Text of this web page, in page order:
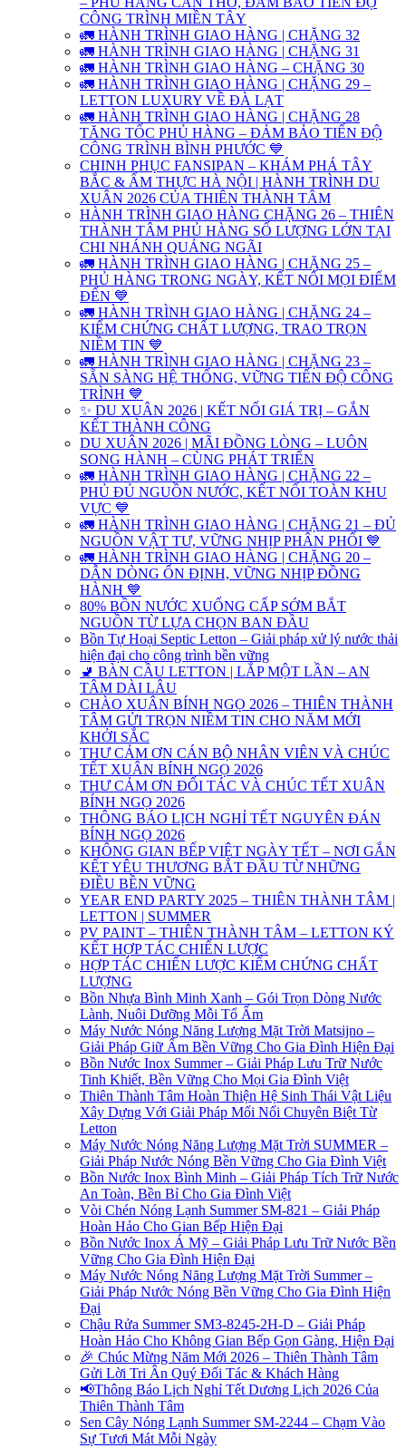
CÔNG TRÌNH MIỀN TÂY
🚛 HÀNH TRÌNH GIAO HÀNG | CHẶNG 32
🚛 HÀNH TRÌNH GIAO HÀNG | CHẶNG 31
🚛 HÀNH TRÌNH GIAO HÀNG – CHẶNG 30
🚛 HÀNH TRÌNH GIAO HÀNG | CHẶNG 29 –
LETTON LUXURY VỀ ĐÀ LẠT
🚛 HÀNH TRÌNH GIAO HÀNG | CHẶNG 28
TĂNG TỐC PHỦ HÀNG – ĐẢM BẢO TIẾN ĐỘ
CÔNG TRÌNH BÌNH PHƯỚC 💙
CHINH PHỤC FANSIPAN – KHÁM PHÁ TÂY
BẮC & ẨM THỰC HÀ NỘI | HÀNH TRÌNH DU
XUÂN 2026 CỦA THIÊN THÀNH TÂM
HÀNH TRÌNH GIAO HÀNG CHẶNG 26 – THIÊN
THÀNH TÂM PHỦ HÀNG SỐ LƯỢNG LỚN TẠI
CHI NHÁNH QUẢNG NGÃI
🚛 HÀNH TRÌNH GIAO HÀNG | CHẶNG 25 –
PHỦ HÀNG TRONG NGÀY, KẾT NỐI MỌI ĐIỂM
ĐẾN 💙
🚛 HÀNH TRÌNH GIAO HÀNG | CHẶNG 24 –
KIỂM CHỨNG CHẤT LƯỢNG, TRAO TRỌN
NIỀM TIN 💙
🚛 HÀNH TRÌNH GIAO HÀNG | CHẶNG 23 –
SẴN SÀNG HỆ THỐNG, VỮNG TIẾN ĐỘ CÔNG
TRÌNH 💙
✨ DU XUÂN 2026 | KẾT NỐI GIÁ TRỊ – GẮN
KẾT THÀNH CÔNG
DU XUÂN 2026 | MÃI ĐỒNG LÒNG – LUÔN
SONG HÀNH – CÙNG PHÁT TRIỂN
🚛 HÀNH TRÌNH GIAO HÀNG | CHẶNG 22 –
PHỦ ĐỦ NGUỒN NƯỚC, KẾT NỐI TOÀN KHU
VỰC 💙
🚛 HÀNH TRÌNH GIAO HÀNG | CHẶNG 21 – ĐỦ
NGUỒN VẬT TƯ, VỮNG NHỊP PHÂN PHỐI 💙
🚛 HÀNH TRÌNH GIAO HÀNG | CHẶNG 20 –
DẪN DÒNG ỔN ĐỊNH, VỮNG NHỊP ĐỒNG
HÀNH 💙
80% BỒN NƯỚC XUỐNG CẤP SỚM BẮT
NGUỒN TỪ LỰA CHỌN BAN ĐẦU
Bồn Tự Hoại Septic Letton – Giải pháp xử lý nước thải
hiện đại cho công trình bền vững
🚽 BÀN CẦU LETTON | LẮP MỘT LẦN – AN
TÂM DÀI LÂU
CHÀO XUÂN BÍNH NGỌ 2026 – THIÊN THÀNH
TÂM GỬI TRỌN NIỀM TIN CHO NĂM MỚI
KHỞI SẮC
THƯ CẢM ƠN CÁN BỘ NHÂN VIÊN VÀ CHÚC
TẾT XUÂN BÍNH NGỌ 2026
THƯ CẢM ƠN ĐỐI TÁC VÀ CHÚC TẾT XUÂN
BÍNH NGỌ 2026
THÔNG BÁO LỊCH NGHỈ TẾT NGUYÊN ĐÁN
BÍNH NGỌ 2026
KHÔNG GIAN BẾP VIỆT NGÀY TẾT – NƠI GẮN
KẾT YÊU THƯƠNG BẮT ĐẦU TỪ NHỮNG
ĐIỀU BỀN VỮNG
YEAR END PARTY 2025 – THIÊN THÀNH TÂM |
LETTON | SUMMER
PV PAINT – THIÊN THÀNH TÂM – LETTON KÝ
KẾT HỢP TÁC CHIẾN LƯỢC
HỢP TÁC CHIẾN LƯỢC KIỂM CHỨNG CHẤT
LƯỢNG
Bồn Nhựa Bình Minh Xanh – Gói Trọn Dòng Nước
Lành, Nuôi Dưỡng Mỗi Tổ Ấm
Máy Nước Nóng Năng Lượng Mặt Trời Matsijno –
Giải Pháp Giữ Ấm Bền Vững Cho Gia Đình Hiện Đại
Bồn Nước Inox Summer – Giải Pháp Lưu Trữ Nước
Tinh Khiết, Bền Vững Cho Mọi Gia Đình Việt
Thiên Thành Tâm Hoàn Thiện Hệ Sinh Thái Vật Liệu
Xây Dựng Với Giải Pháp Mối Nối Chuyên Biệt Từ
Letton
Máy Nước Nóng Năng Lượng Mặt Trời SUMMER –
Giải Pháp Nước Nóng Bền Vững Cho Gia Đình Việt
Bồn Nước Inox Bình Minh – Giải Pháp Tích Trữ Nước
An Toàn, Bền Bỉ Cho Gia Đình Việt
Vòi Chén Nóng Lạnh Summer SM-821 – Giải Pháp
Hoàn Hảo Cho Gian Bếp Hiện Đại
Bồn Nước Inox Á Mỹ – Giải Pháp Lưu Trữ Nước Bền
Vững Cho Gia Đình Hiện Đại
Máy Nước Nóng Năng Lượng Mặt Trời Summer –
Giải Pháp Nước Nóng Bền Vững Cho Gia Đình Hiện
Đại
Chậu Rửa Summer SM3-8245-2H-D – Giải Pháp
Hoàn Hảo Cho Không Gian Bếp Gọn Gàng, Hiện Đại
🎉 Chúc Mừng Năm Mới 2026 – Thiên Thành Tâm
Gửi Lời Tri Ân Quý Đối Tác & Khách Hàng
📢Thông Báo Lịch Nghỉ Tết Dương Lịch 2026 Của
Thiên Thành Tâm
Sen Cây Nóng Lạnh Summer SM-2244 – Chạm Vào
Sự Tươi Mát Mỗi Ngày